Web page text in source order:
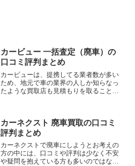
カービュー 一括査定（廃車）の
口コミ評判まとめ
カービューは、提携してる業者数が多い
ため、地元で車の業界の人しか知らなっ
たような買取店も見積もりを取ることが
査定価格をつけてもらうことが出来ま
す。
カーネクスト 廃車買取の口コミ
評判まとめ
カーネクストで廃車にしようとお考えの
方の中には、口コミや評判は少なく不安
や疑問を抱えている方も多いのではない